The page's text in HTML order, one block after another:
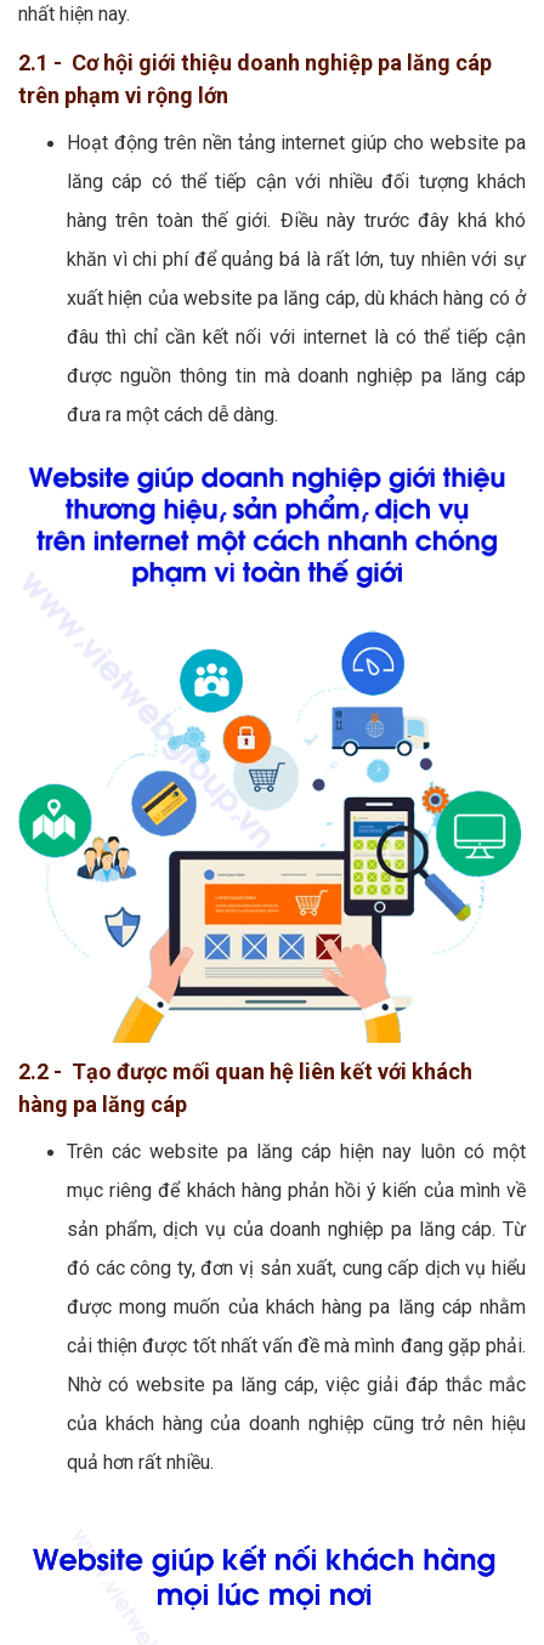
nhất hiện nay.
2.1 - Cơ hội giới thiệu doanh nghiệp pa lăng cáp
trên phạm vi rộng lớn
Hoạt động trên nền tảng internet giúp cho website pa
lăng cáp có thể tiếp cận với nhiều đối tượng khách
hàng trên toàn thế giới. Điều này trước đây khá khó
khăn vì chi phí để quảng bá là rất lớn, tuy nhiên với sự
xuất hiện của website pa lăng cáp, dù khách hàng có ở
đâu thì chỉ cần kết nối với internet là có thể tiếp cận
được nguồn thông tin mà doanh nghiệp pa lăng cáp
đưa ra một cách dễ dàng.
2.2 - Tạo được mối quan hệ liên kết với khách
hàng pa lăng cáp
Trên các website pa lăng cáp hiện nay luôn có một
mục riêng để khách hàng phản hồi ý kiến của mình về
sản phẩm, dịch vụ của doanh nghiệp pa lăng cáp. Từ
đó các công ty, đơn vị sản xuất, cung cấp dịch vụ hiểu
được mong muốn của khách hàng pa lăng cáp nhằm
cải thiện được tốt nhất vấn đề mà mình đang gặp phải.
Nhờ có website pa lăng cáp, việc giải đáp thắc mắc
của khách hàng của doanh nghiệp cũng trở nên hiệu
quả hơn rất nhiều.